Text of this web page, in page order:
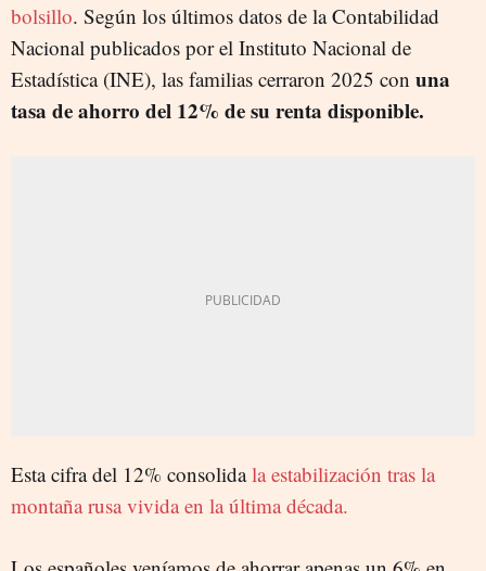
bolsillo. Según los últimos datos de la Contabilidad
Nacional publicados por el Instituto Nacional de
Estadística (INE), las familias cerraron 2025 con una
tasa de ahorro del 12% de su renta disponible.
Esta cifra del 12% consolidala estabilización tras la
montaña rusa vivida en la última década.